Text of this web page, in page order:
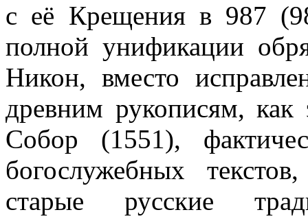
с её Крещения в 987
полной унификации
Никон, вместо
древним рукописям, как
Собор (1551),
богослужебных
старые русские